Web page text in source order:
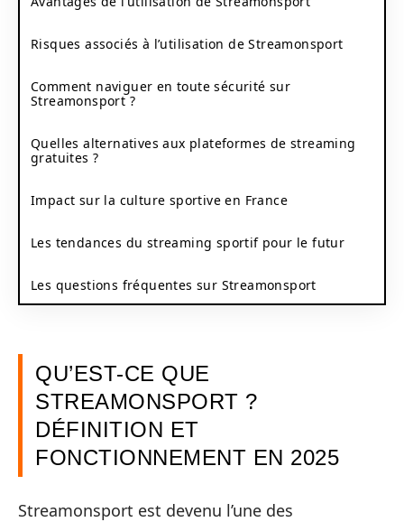
Risques associés à l’utilisation de Streamonsport
Comment naviguer en toute sécurité sur
Streamonsport ?
Quelles alternatives aux plateformes de streaming
gratuites ?
Impact sur la culture sportive en France
Les tendances du streaming sportif pour le futur
Les questions fréquentes sur Streamonsport
QU’EST-CE QUE
STREAMONSPORT ?
DÉFINITION ET
FONCTIONNEMENT EN 2025
Streamonsport est devenu l’une des